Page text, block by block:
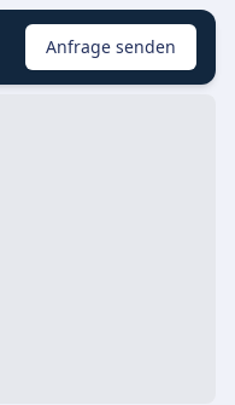
Anfrage senden